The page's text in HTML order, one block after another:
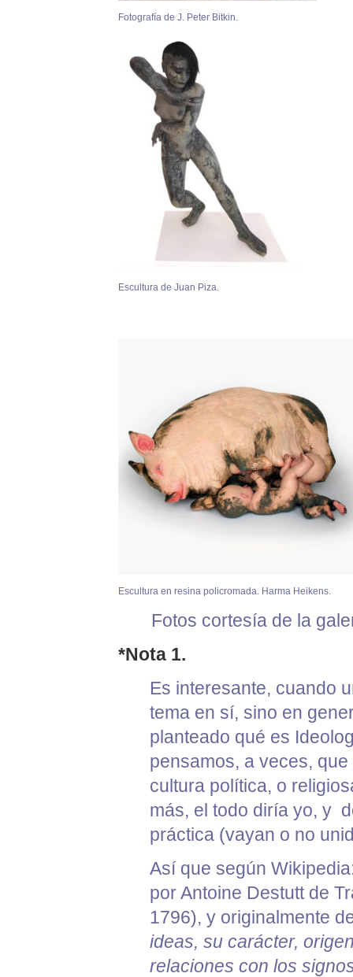
Fotografía de J. Peter Bitkin.
Escultura de Juan Piza.
Escultura en resina policromada. Harma Heikens.
Fotos cortesía de la
*Nota 1.
Es interesante, cuando
tema en sí, sino en
planteado qué es
pensamos, a veces,
cultura política, o
más, el todo diría yo, y
práctica (vayan o no
Así que según Wikipedia
porAntoine Destutt de
1796), y originalmente
ideas, su carácter,
relaciones con los